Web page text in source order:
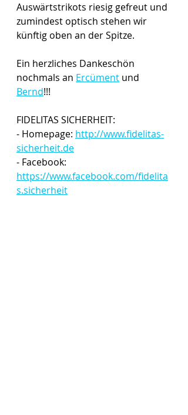
Auswärtstrikots riesig gefreut und
zumindest optisch stehen wir
künftig oben an der Spitze.
Ein herzliches Dankeschön
nochmals an Ercüment und
Bernd!!!
FIDELITAS SICHERHEIT:
- Homepage: http://www.fidelitas-
sicherheit.de
- Facebook:
https://www.facebook.com/fidelita
s.sicherheit